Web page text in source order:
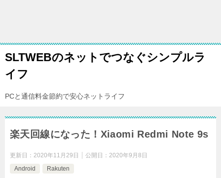
SLTWEBのネットでつなぐシンプルラ
イフ
PCと通信料金節約で安心ネットライフ
楽天回線になった！Xiaomi Redmi Note 9s
更新日： 2020年11月29日 公開日： 2020年9月8日
Android
Rakuten